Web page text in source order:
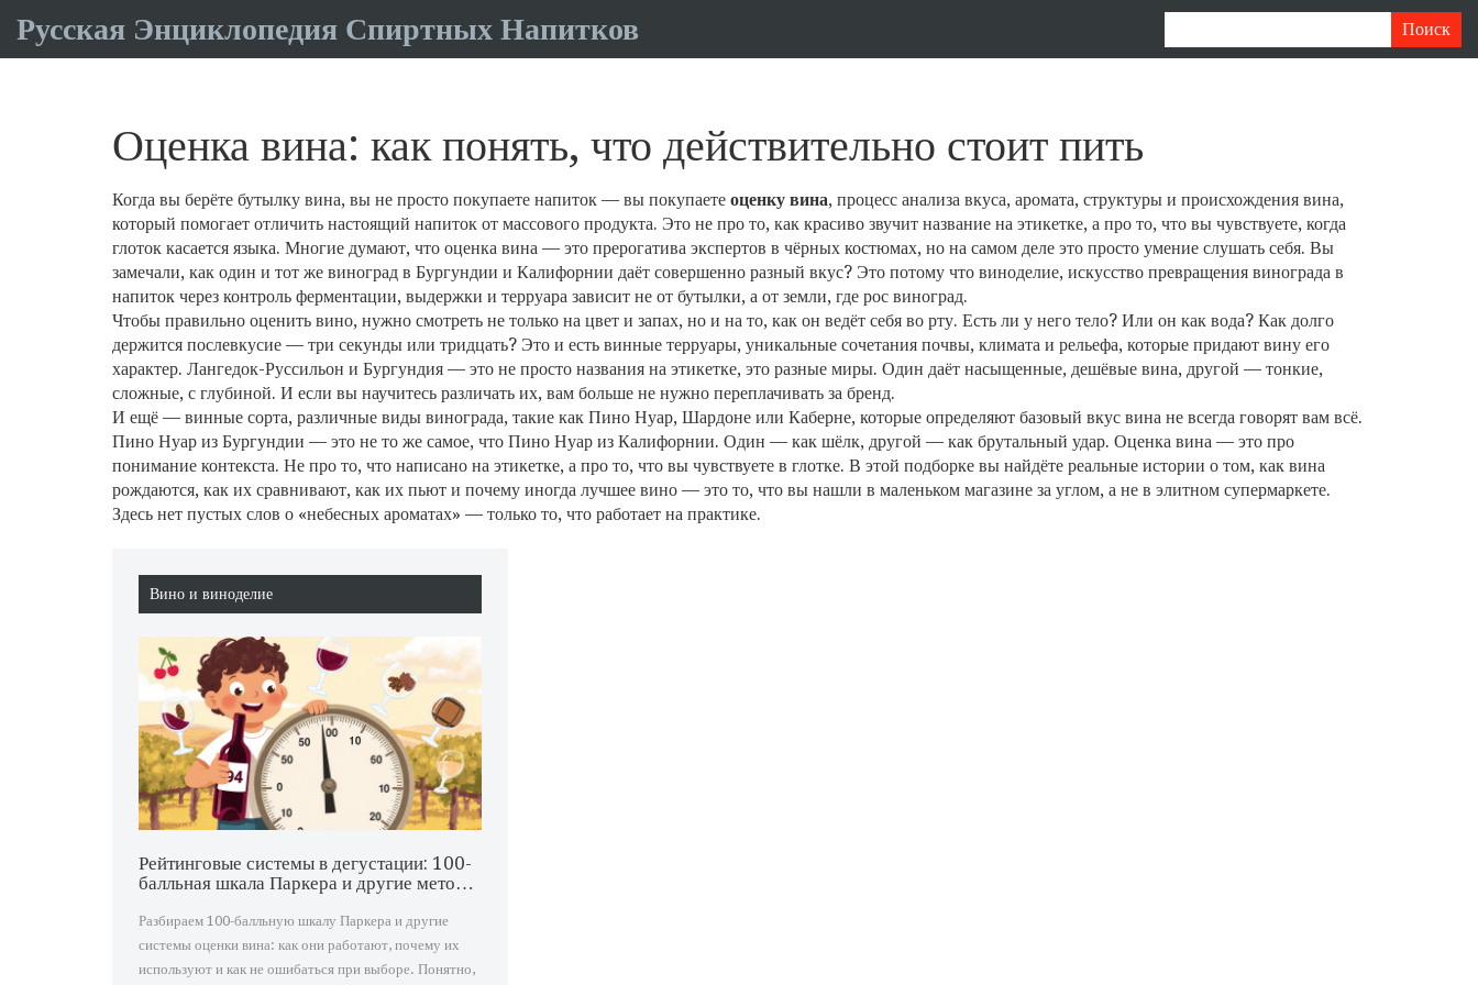
Русская Энциклопедия Спиртных Напитков
Оценка вина: как понять, что действительно стоит пить
Когда вы берёте бутылку вина, вы не просто покупаете напиток — вы покупаете оценку вина, процесс анализа вкуса, аромата, структуры и происхождения вина,
который помогает отличить настоящий напиток от массового продукта. Это не про то, как красиво звучит название на этикетке, а про то, что вы чувствуете, когда
глоток касается языка. Многие думают, что оценка вина — это прерогатива экспертов в чёрных костюмах, но на самом деле это просто умение слушать себя. Вы
замечали, как один и тот же виноград в Бургундии и Калифорнии даёт совершенно разный вкус? Это потому что виноделие, искусство превращения винограда в
напиток через контроль ферментации, выдержки и терруара зависит не от бутылки, а от земли, где рос виноград.
Чтобы правильно оценить вино, нужно смотреть не только на цвет и запах, но и на то, как он ведёт себя во рту. Есть ли у него тело? Или он как вода? Как долго
держится послевкусие — три секунды или тридцать? Это и есть винные терруары, уникальные сочетания почвы, климата и рельефа, которые придают вину его
характер. Лангедок-Руссильон и Бургундия — это не просто названия на этикетке, это разные миры. Один даёт насыщенные, дешёвые вина, другой — тонкие,
сложные, с глубиной. И если вы научитесь различать их, вам больше не нужно переплачивать за бренд.
И ещё — винные сорта, различные виды винограда, такие как Пино Нуар, Шардоне или Каберне, которые определяют базовый вкус вина не всегда говорят вам всё.
Пино Нуар из Бургундии — это не то же самое, что Пино Нуар из Калифорнии. Один — как шёлк, другой — как брутальный удар. Оценка вина — это про
понимание контекста. Не про то, что написано на этикетке, а про то, что вы чувствуете в глотке. В этой подборке вы найдёте реальные истории о том, как вина
рождаются, как их сравнивают, как их пьют и почему иногда лучшее вино — это то, что вы нашли в маленьком магазине за углом, а не в элитном супермаркете.
Здесь нет пустых слов о «небесных ароматах» — только то, что работает на практике.
Вино и виноделие
Рейтинговые системы в дегустации: 100-
балльная шкала Паркера и другие методы
Разбираем 100-балльную шкалу Паркера и другие
системы оценки вина: как они работают, почему их
используют и как не ошибаться при выборе. Понятно,